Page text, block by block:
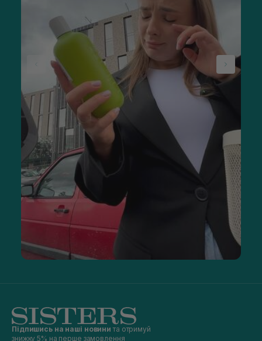
Підпишись на наші новини та отримуй
знижку 5% на перше замовлення